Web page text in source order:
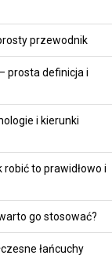
przewodnik
prosta definicja i
i kierunki
to prawidłowo i
go stosować?
łańcuchy